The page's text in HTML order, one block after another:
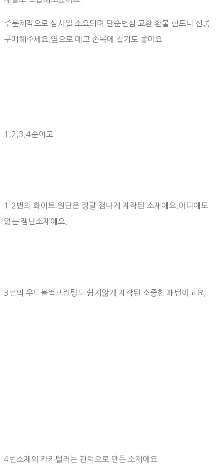
주문제작으로 삼사일 소요되며 단순변심 교환 환불 힘드니 신중
구매해주세요.옆으로 매고 손목에 걸기도 좋아요
1,2,3,4순이고
1.2번의 화이트 원단은 정말 잼나게 제작된 소재에요.어디에도
없는 잼난소재에요.
3번의 우드블럭프린팅도 쉽지않게 제작된 소중한 패턴이고요,
4번소재의 카키털러는 핀턱으로 만든 소재에요